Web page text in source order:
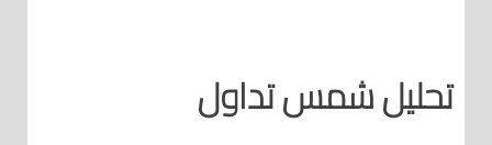
تحليل شمس تداول